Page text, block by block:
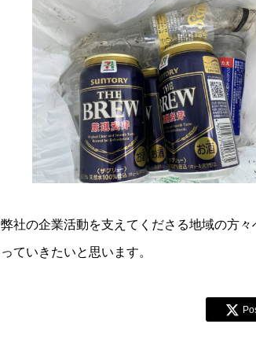
弊社の企業活動を支えてくださる地域の方
っていきたいと思います。